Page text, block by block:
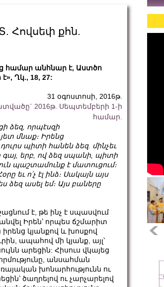
Հովսեփ քհն.
համար անհնար է, Աստծո
Ղկ., 18, 27:
31 օգոստոսի, 2016թ.
2016թ. Սեպտեմբերի 1-ի
համար.
ձեզ, որպէսզի
յետ մնաք։ Իրենց
դուրս պիտի հանեն ձեզ. մինչեւ
գայ, երբ ով ձեզ սպանի պիտի
պաշտամունք է մատուցում։
եւ ո՛չ էլ ինձ։ Սակայն այս
ձեզ ասել եմ։ Այս բաները
է, թե ինչ է սպասվում
Իրեն՝ որպես ճշմարիտ
կյանքով և խոսքով
ապահով մի կյանք, այլ՝
արեցին: Հիսուս վկայեց
անսահման
խոնարհությունն ու
ծաղրելով ու չարչարելով